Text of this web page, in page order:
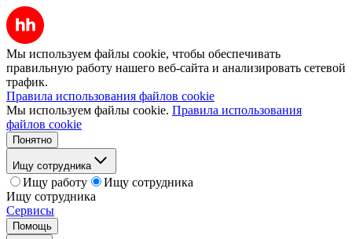
Мы используем файлы cookie, чтобы обеспечивать
правильную работу нашего веб-сайта и анализировать сетевой
трафик.
Правила использования файлов cookie
Мы используем файлы cookie. Правила использования
файлов cookie
Понятно
Ищу сотрудника
Ищу работу
Ищу сотрудника
Ищу сотрудника
Сервисы
Помощь